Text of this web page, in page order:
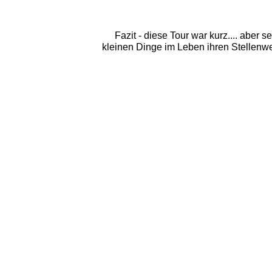
Fazit - diese Tour war kurz.... aber
kleinen Dinge im Leben ihren